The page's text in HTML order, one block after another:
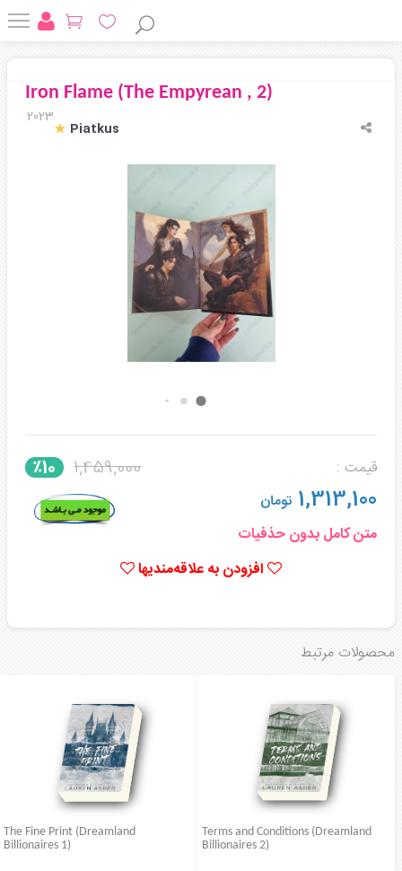
Iron Flame (The Empyrean , 2)
2023
Piatkus
قیمت : 1,459,000 ٪10
1,313,100 تومان
متن کامل بدون حذفیات
افزودن به علاقه‌مندیها
محصولات مرتبط
Terms and Conditions (Dreamland
Billionaires 2)
The Fine Print (Dreamland
Billionaires 1)